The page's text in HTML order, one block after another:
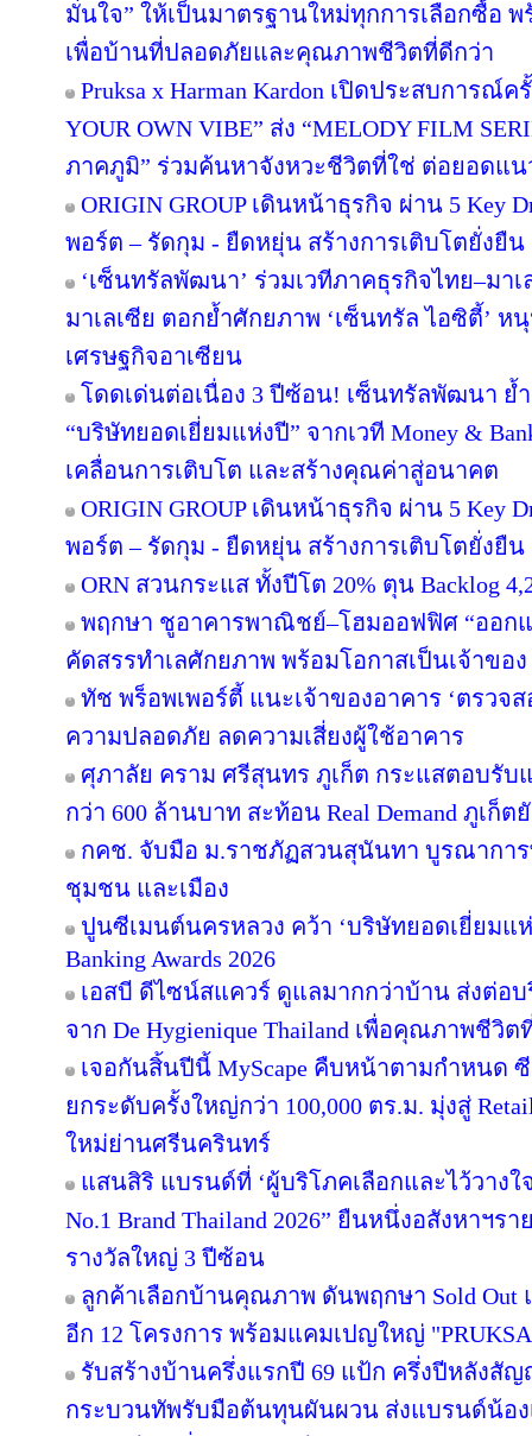
มั่นใจ” ให้เป็นมาตรฐานใหม่ทุกการเลือกซื้อ
เพื่อบ้านที่ปลอดภัยและคุณภาพชีวิตที่ดีกว่า
Pruksa x Harman Kardon เปิดประสบการณ์
YOUR OWN VIBE” ส่ง “MELODY FILM
ภาคภูมิ” ร่วมค้นหาจังหวะชีวิตที่ใช่ ต่อยอดแน
ORIGIN GROUP เดินหน้าธุรกิจ ผ่าน 5 Key
พอร์ต – รัดกุม - ยืดหยุ่น สร้างการเติบโตยั่งยื
‘เซ็นทรัลพัฒนา’ ร่วมเวทีภาคธุรกิจไทย–มา
มาเลเซีย ตอกย้ำศักยภาพ ‘เซ็นทรัล ไอซิตี้’
เศรษฐกิจอาเซียน
โดดเด่นต่อเนื่อง 3 ปีซ้อน! เซ็นทรัลพัฒนา ย้ำ
“บริษัทยอดเยี่ยมแห่งปี” จากเวที Money &
เคลื่อนการเติบโต และสร้างคุณค่าสู่อนาคต
ORIGIN GROUP เดินหน้าธุรกิจ ผ่าน 5 Key
พอร์ต – รัดกุม - ยืดหยุ่น สร้างการเติบโตยั่งยื
ORN สวนกระแส ทั้งปีโต 20% ตุน Backlog
พฤกษา ชูอาคารพาณิชย์–โฮมออฟฟิศ “ออก
คัดสรรทำเลศักยภาพ พร้อมโอกาสเป็นเจ้าของ
ทัช พร็อพเพอร์ตี้ แนะเจ้าของอาคาร ‘ตรวจ
ความปลอดภัย ลดความเสี่ยงผู้ใช้อาคาร
ศุภาลัย คราม ศรีสุนทร ภูเก็ต กระแสตอบรับ
กว่า 600 ล้านบาท สะท้อน Real Demand ภูเก็ต
กคช. จับมือ ม.ราชภัฏสวนสุนันทา บูรณากา
ชุมชน และเมือง
ปูนซีเมนต์นครหลวง คว้า ‘บริษัทยอดเยี่ยมแห่
Banking Awards 2026
เอสบี ดีไซน์สแควร์ ดูแลมากกว่าบ้าน ส่งต่อ
จาก De Hygienique Thailand เพื่อคุณภาพชี
เจอกันสิ้นปีนี้ MyScape คืบหน้าตามกำหนด
ยกระดับครั้งใหญ่กว่า 100,000 ตร.ม. มุ่งสู่
ใหม่ย่านศรีนครินทร์
แสนสิริ แบรนด์ที่ ‘ผู้บริโภคเลือกและไว้วางใ
No.1 Brand Thailand 2026” ยืนหนึ่งอสังหาฯร
รางวัลใหญ่ 3 ปีซ้อน
ลูกค้าเลือกบ้านคุณภาพ ดันพฤกษา Sold Out
อีก 12 โครงการ พร้อมแคมเปญใหญ่ "PRUKSA
รับสร้างบ้านครึ่งแรกปี 69 แป้ก ครึ่งปีหลัง
กระบวนทัพรับมือต้นทุนผันผวน ส่งแบรนด์น้อง